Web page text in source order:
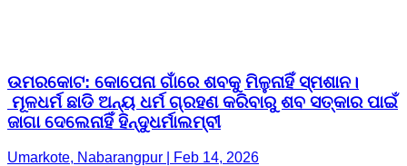
ଉମରକୋଟ: କୋପେନା ଗାଁରେ ଶବକୁ ମିଳୁନାହିଁ ସ୍ମଶାନ।
ମୂଳଧର୍ମ ଛାଡି ଅନ୍ୟ ଧର୍ମ ଗ୍ରହଣ କରିବାରୁ ଶବ ସତ୍କାର ପାଇଁ
ଜାଗା ଦେଲେନାହିଁ ହିନ୍ଦୁଧର୍ମାଲମ୍ବୀ
Umarkote, Nabarangpur | Feb 14, 2026